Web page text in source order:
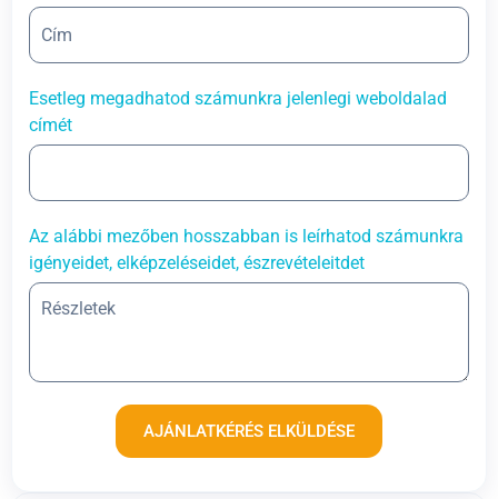
Esetleg megadhatod számunkra jelenlegi weboldalad
címét
Az alábbi mezőben hosszabban is leírhatod számunkra
igényeidet, elképzeléseidet, észrevételeitdet
AJÁNLATKÉRÉS ELKÜLDÉSE